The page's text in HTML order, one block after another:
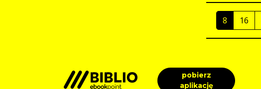
8 16
pobierz
aplikację